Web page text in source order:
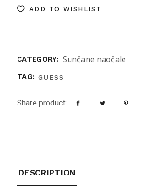
ADD TO WISHLIST
CATEGORY: Sunčane naočale
TAG: GUESS
Share product:
DESCRIPTION